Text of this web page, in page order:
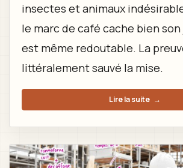
insectes et animaux
le marc de café cache bien son
est même redoutable. La
littéralement sauvé la mise.
Lire la suite →